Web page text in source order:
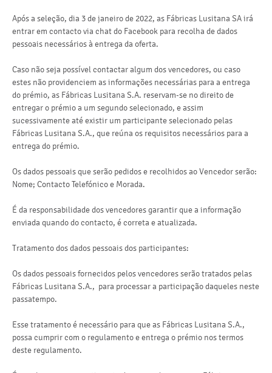
Após a seleção, dia 3 de janeiro de 2022, as Fábricas Lusitana SA irá
entrar em contacto via chat do Facebook para recolha de dados
pessoais necessários à entrega da oferta.
Caso não seja possível contactar algum dos vencedores, ou caso
estes não providenciem as informações necessárias para a entrega
do prémio, as Fábricas Lusitana S.A. reservam-se no direito de
entregar o prémio a um segundo selecionado, e assim
sucessivamente até existir um participante selecionado pelas
Fábricas Lusitana S.A., que reúna os requisitos necessários para a
entrega do prémio.
Os dados pessoais que serão pedidos e recolhidos ao Vencedor serão:
Nome; Contacto Telefónico e Morada.
É da responsabilidade dos vencedores garantir que a informação
enviada quando do contacto, é correta e atualizada.
Tratamento dos dados pessoais dos participantes:
Os dados pessoais fornecidos pelos vencedores serão tratados pelas
Fábricas Lusitana S.A., para processar a participação daqueles neste
passatempo.
Esse tratamento é necessário para que as Fábricas Lusitana S.A.,
possa cumprir com o regulamento e entrega o prémio nos termos
deste regulamento.